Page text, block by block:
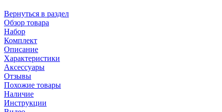
Вернуться в раздел
Обзор товара
Набор
Комплект
Описание
Характеристики
Аксессуары
Отзывы
Похожие товары
Наличие
Инструкции